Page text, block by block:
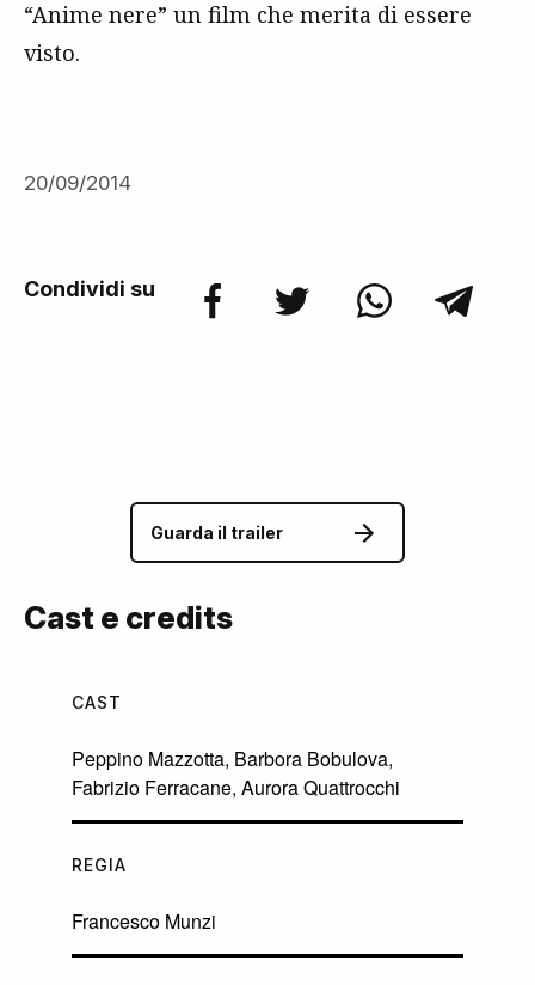
“Anime nere” un film che merita di essere
visto.
20/09/2014
Condividi su
Guarda il trailer
Cast e credits
CAST
Peppino Mazzotta, Barbora Bobulova,
Fabrizio Ferracane, Aurora Quattrocchi
REGIA
Francesco Munzi